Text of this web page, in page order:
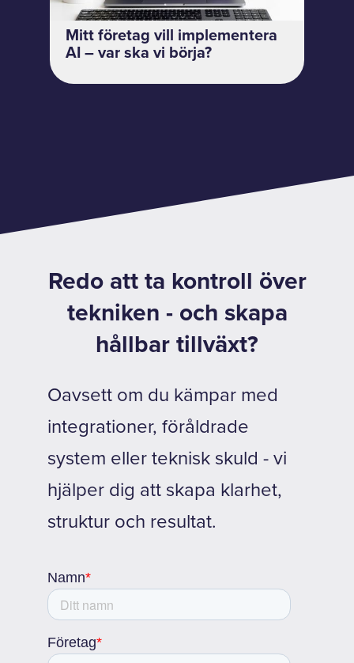
Mitt företag vill implementera
AI – var ska vi börja?
Redo att ta kontroll över
tekniken - och skapa
hållbar tillväxt?
Oavsett om du kämpar med
integrationer, föråldrade
system eller teknisk skuld - vi
hjälper dig att skapa klarhet,
struktur och resultat.